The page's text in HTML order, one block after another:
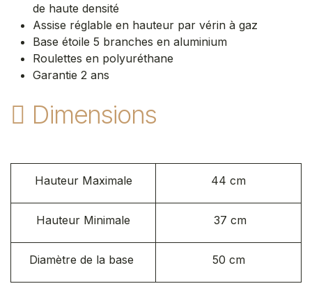
de haute densité
Assise réglable en hauteur par vérin à gaz
Base étoile 5 branches en aluminium
Roulettes en polyuréthane ​
Garantie 2 ans​
Dimensions
Hauteur Maximale 44 cm
Hauteur Minimale 37 cm
Diamètre de la base 50 cm